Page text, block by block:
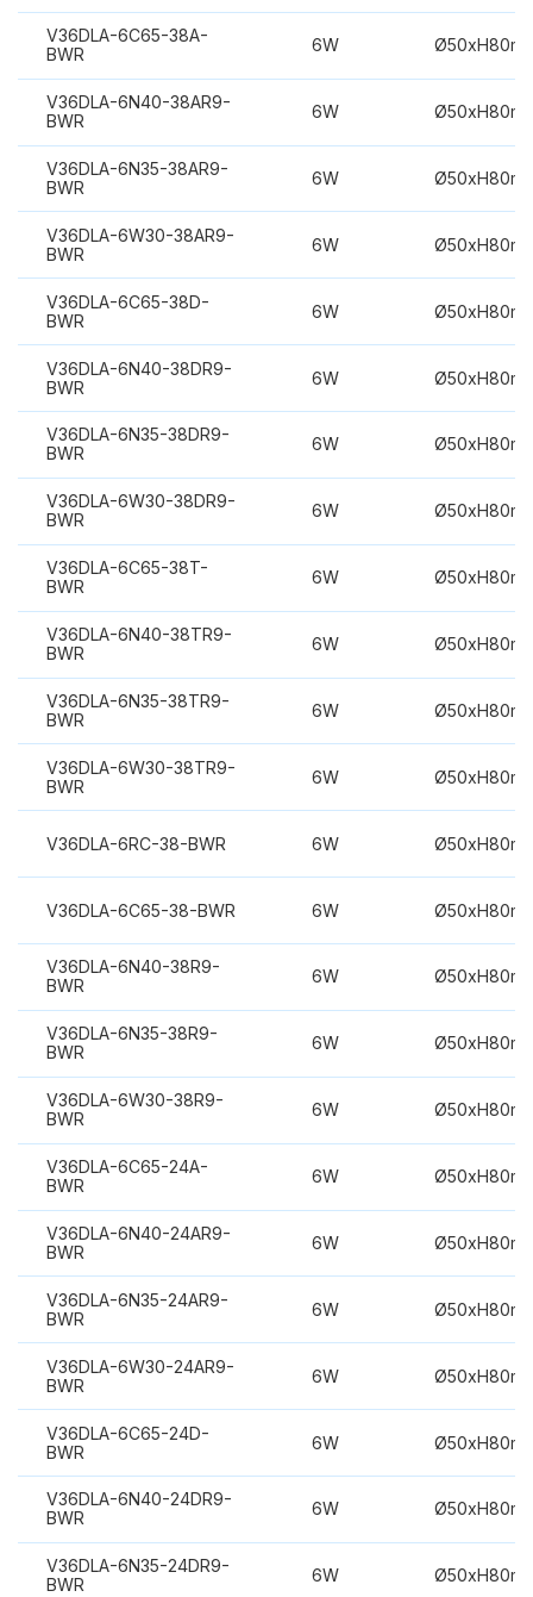
V36DLA-6C65-38A-
BWR
6W
V36DLA-6N40-38AR9-
BWR
6W
V36DLA-6N35-38AR9-
BWR
6W
V36DLA-6W30-38AR9-
BWR
6W
V36DLA-6C65-38D-
BWR
6W
V36DLA-6N40-38DR9-
BWR
6W
V36DLA-6N35-38DR9-
BWR
6W
V36DLA-6W30-38DR9-
BWR
6W
V36DLA-6C65-38T-
BWR
6W
V36DLA-6N40-38TR9-
BWR
6W
V36DLA-6N35-38TR9-
BWR
6W
V36DLA-6W30-38TR9-
BWR
6W
V36DLA-6RC-38-BWR 6W
V36DLA-6C65-38-BWR 6W
V36DLA-6N40-38R9-
BWR
6W
V36DLA-6N35-38R9-
BWR
6W
V36DLA-6W30-38R9-
BWR
6W
V36DLA-6C65-24A-
BWR
6W
V36DLA-6N40-24AR9-
BWR
6W
V36DLA-6N35-24AR9-
BWR
6W
V36DLA-6W30-24AR9-
BWR
6W
V36DLA-6C65-24D-
BWR
6W
V36DLA-6N40-24DR9-
BWR
6W
V36DLA-6N35-24DR9-
BWR
6W